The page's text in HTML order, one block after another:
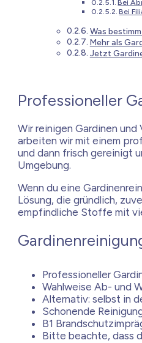
Bei
Bei
Was
Mehr als
Jetzt
Professioneller
Wir reinigen Gardinen und
arbeiten wir mit einem
und dann frisch gereinigt
Umgebung.
Wenn du eine
Lösung, die gründlich,
empfindliche Stoffe mit
Professioneller
Wahlweise Ab- und
Alternativ: selbst in
Schonende
B1
Bitte beachte, dass